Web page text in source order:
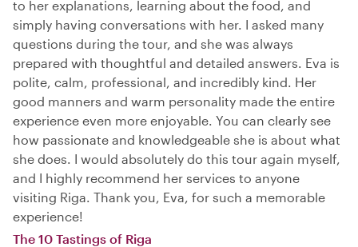
to her explanations, learning about the food, and
simply having conversations with her. I asked many
questions during the tour, and she was always
prepared with thoughtful and detailed answers. Eva is
polite, calm, professional, and incredibly kind. Her
good manners and warm personality made the entire
experience even more enjoyable. You can clearly see
how passionate and knowledgeable she is about what
she does. I would absolutely do this tour again myself,
and I highly recommend her services to anyone
visiting Riga. Thank you, Eva, for such a memorable
experience!
The 10 Tastings of Riga